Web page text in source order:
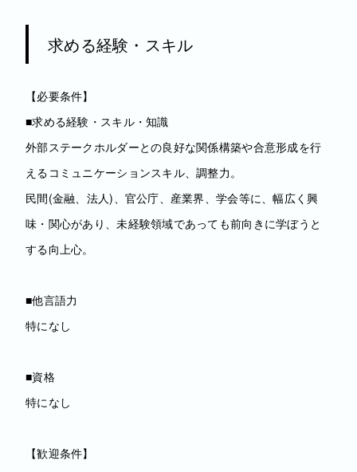
求める経験・スキル
【必要条件】
■求める経験・スキル・知識
外部ステークホルダーとの良好な関係構築や合意形成を行
えるコミュニケーションスキル、調整力。
民間(金融、法人)、官公庁、産業界、学会等に、幅広く興
味・関心があり、未経験領域であっても前向きに学ぼうと
する向上心。
■他言語力
特になし
■資格
特になし
【歓迎条件】